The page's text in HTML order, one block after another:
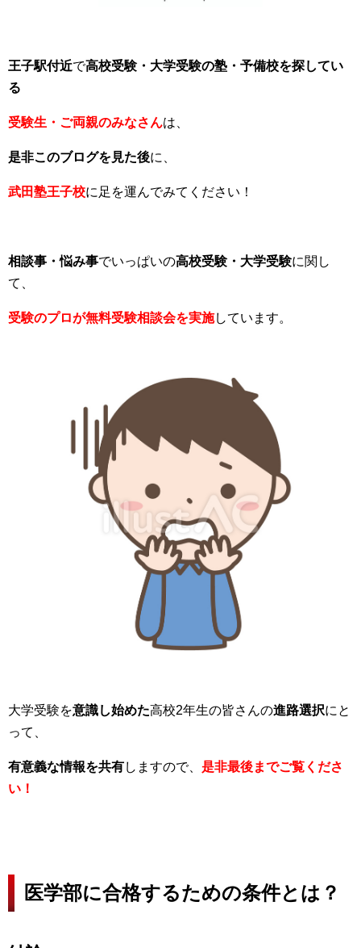
王子駅付近で高校受験・大学受験の塾・予備校を探してい
る
受験生・ご両親のみなさんは、
是非このブログを見た後に、
武田塾王子校に足を運んでみてください！
相談事・悩み事でいっぱいの高校受験・大学受験に関し
て、
受験のプロが無料受験相談会を実施しています。
大学受験を意識し始めた高校2年生の皆さんの進路選択にと
って、
有意義な情報を共有しますので、 是非最後までご覧くださ
い！
医学部に合格するための条件とは？